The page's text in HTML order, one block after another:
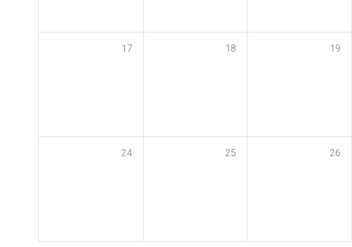
17 18 19
24 25 26